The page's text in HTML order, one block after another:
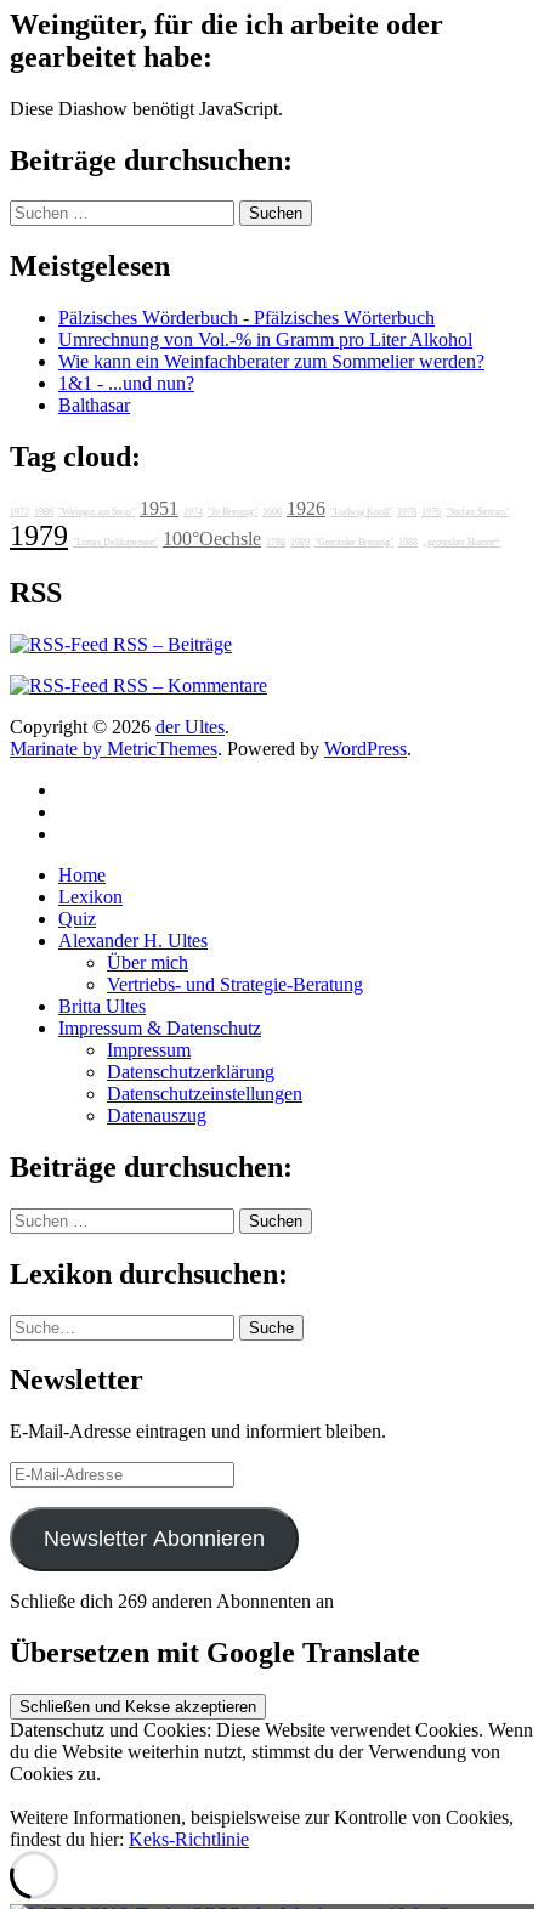
Weingüter, für die ich arbeite oder
gearbeitet habe:
Diese Diashow benötigt JavaScript.
Beiträge durchsuchen:
Suchen
nach:
Meistgelesen
Pälzisches Wörderbuch - Pfälzisches Wörterbuch
Umrechnung von Vol.-% in Gramm pro Liter Alkohol
Wie kann ein Weinfachberater zum Sommelier werden?
1&1 - ...und nun?
Balthasar
Tag cloud:
1972 1986 "Weingut am Stein" 1951 1974 "Jo Breunig" 1606 1926 "Ludwig Knoll" 1978 1976 "Stefan Sattran"
1979 "Lunas Delikatessen" 100°Oechsle 1788 1989 "Getränke Breunig" 1988 „grotesker Humor“
RSS
RSS – Beiträge
RSS – Kommentare
Copyright © 2026 der Ultes.
Marinate by MetricThemes. Powered by WordPress.
Home
Lexikon
Quiz
Alexander H. Ultes
Über mich
Vertriebs- und Strategie-Beratung
Britta Ultes
Impressum & Datenschutz
Impressum
Datenschutzerklärung
Datenschutzeinstellungen
Datenauszug
Beiträge durchsuchen:
Suchen
nach:
Lexikon durchsuchen:
Suche Suche
Newsletter
E-Mail-Adresse eintragen und informiert bleiben.
E-
Mail-
Adresse
Newsletter Abonnieren
Schließe dich 269 anderen Abonnenten an
Übersetzen mit Google Translate
Datenschutz und Cookies: Diese Website verwendet Cookies. Wenn
du die Website weiterhin nutzt, stimmst du der Verwendung von
Cookies zu.
Weitere Informationen, beispielsweise zur Kontrolle von Cookies,
findest du hier: Keks-Richtlinie